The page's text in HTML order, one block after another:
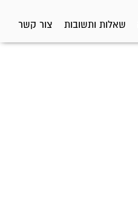
שאלות ותשובות צור קשר